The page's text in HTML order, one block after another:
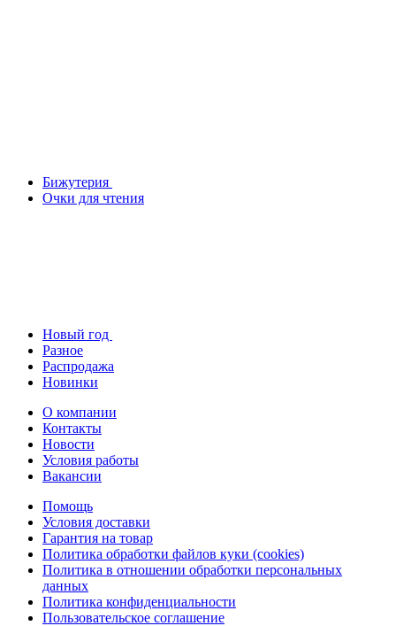
Бижутерия
Очки для чтения
Новый год
Разное
Распродажа
Новинки
О компании
Контакты
Новости
Условия работы
Вакансии
Помощь
Условия доставки
Гарантия на товар
Политика обработки файлов куки (cookies)
Политика в отношении обработки персональных
данных
Политика конфиденциальности
Пользовательское соглашение